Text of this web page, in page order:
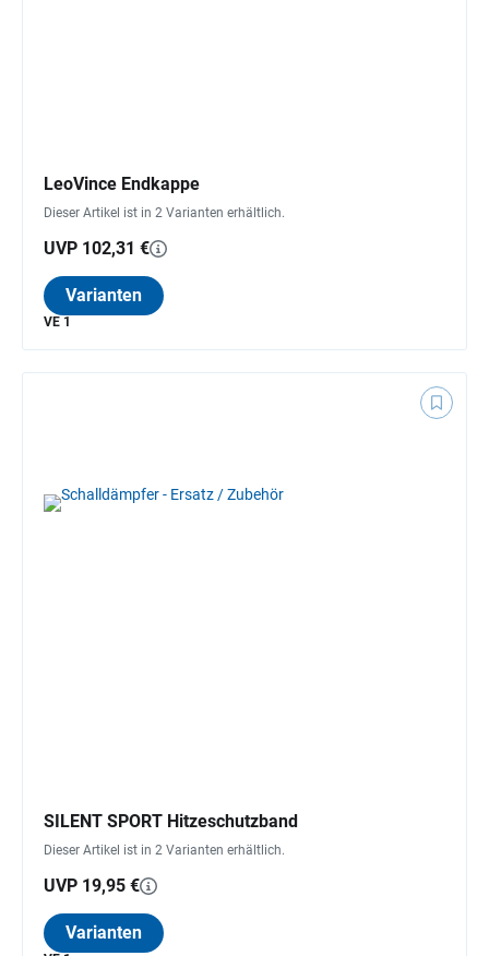
LeoVince Endkappe
Dieser Artikel ist in 2 Varianten erhältlich.
UVP 102,31 €
Varianten
VE 1
SILENT SPORT Hitzeschutzband
Dieser Artikel ist in 2 Varianten erhältlich.
UVP 19,95 €
Varianten